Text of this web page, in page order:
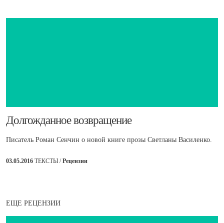
​Долгожданное возвращение
Писатель Роман Сенчин о новой книге прозы Светланы Василенко.
03.05.2016 ТЕКСТЫ /Рецензии
ЕЩЕ РЕЦЕНЗИИ